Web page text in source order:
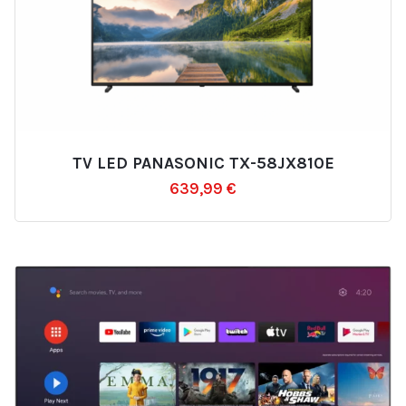
TV LED PANASONIC TX-58JX810E
639,99 €
la